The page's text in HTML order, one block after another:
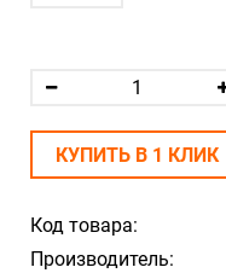
Код товара:
Производитель:
КУПИТЬ В 1 КЛИК